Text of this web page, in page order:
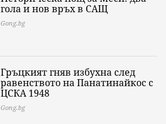
гола и нов връх в САЩ
Gong.bg
Гръцкият гняв избухна след
равенството на Панатинайкос с
ЦСКА 1948
Gong.bg